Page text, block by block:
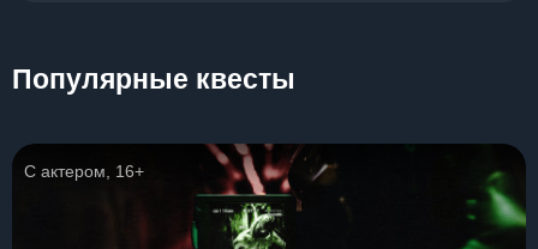
Популярные квесты
С актером, 16+